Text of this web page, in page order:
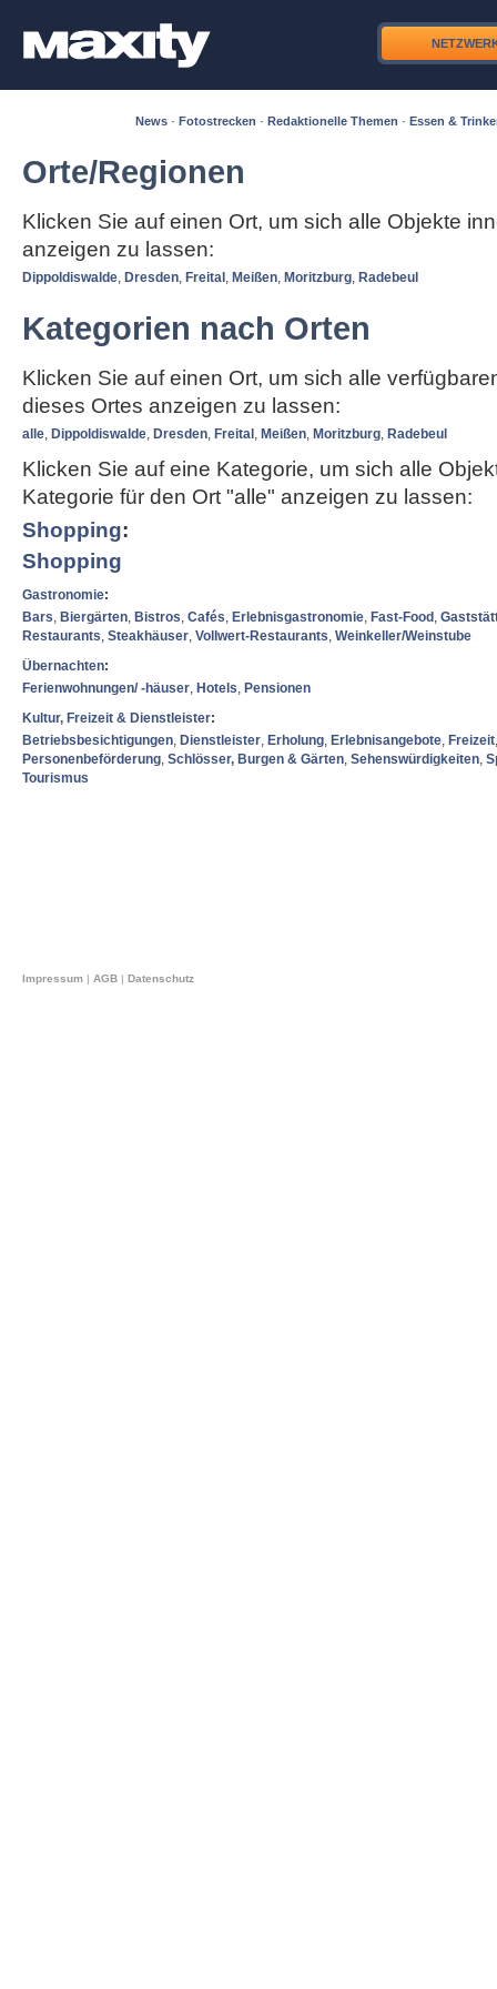
News · Fotostrecken · Redaktionelle Themen · Essen &
Orte/Regionen
Klicken Sie auf einen Ort, um sich alle Objekte
anzeigen zu lassen:
Dippoldiswalde, Dresden, Freital , Meißen, Moritzburg, Radebeul
Kategorien nach Orten
Klicken Sie auf einen Ort, um sich alle
dieses Ortes anzeigen zu lassen:
alle, Dippoldiswalde, Dresden, Freital , Meißen, Moritzburg, Radebeul
Klicken Sie auf eine Kategorie, um sich alle
Kategorie für den Ort "alle" anzeigen zu lassen:
Shopping:
Shopping
Gastronomie:
Bars, Biergärten, Bistros, Cafés, Erlebnisgastronomie, Fast-Food ,
Restaurants, Steakhäuser, Vollwert-Restaurants, Weinkeller/Weinstube
Übernachten:
Ferienwohnungen/ -häuser, Hotels, Pensionen
Kultur, Freizeit & Dienstleister:
Betriebsbesichtigungen, Dienstleister, Erholung, Erlebnisangebote, Freizeit
Personenbeförderung, Schlösser, Burgen & Gärten, Sehenswürdigkeiten,
Tourismus
Impressum AGB Datenschutz